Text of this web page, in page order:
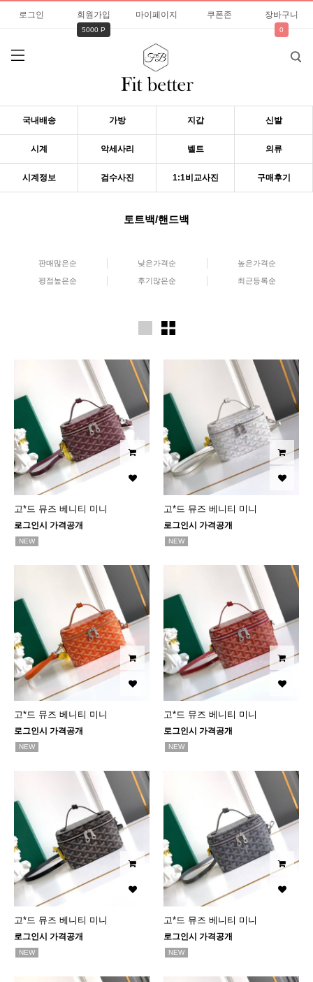
로그인 회원가입
5000 P
마이페이지 쿠폰존 장바구니
0
국내배송 가방 지갑 신발
시계 악세사리 벨트 의류
시계정보 검수사진 1:1비교사진 구매후기
토트백/핸드백
판매많은순 낮은가격순 높은가격순
평점높은순 후기많은순 최근등록순
고*드 뮤즈 베니티 미니
로그인시 가격공개
NEW
고*드 뮤즈 베니티 미니
로그인시 가격공개
NEW
고*드 뮤즈 베니티 미니
로그인시 가격공개
NEW
고*드 뮤즈 베니티 미니
로그인시 가격공개
NEW
고*드 뮤즈 베니티 미니
로그인시 가격공개
NEW
고*드 뮤즈 베니티 미니
로그인시 가격공개
NEW